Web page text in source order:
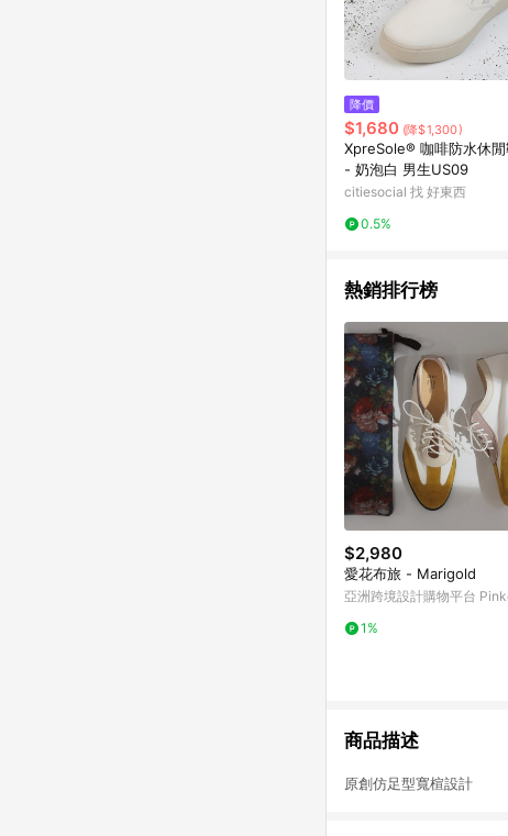
降價
$1,680 (降$1,300)
XpreSole® 咖啡防水休
- 奶泡白 男生US09
citiesocial 找 好東西
0.5%
熱銷排行榜
$2,980
愛花布旅 - Marigold
亞洲跨境設計購物平台
1%
商品描述
原創仿足型寬楦設計